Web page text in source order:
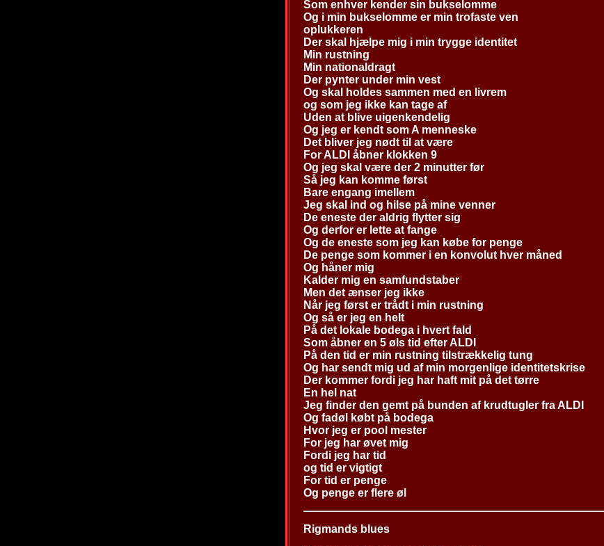
Som enhver kender sin bukselomme
Og i min bukselomme er min trofaste ven
oplukkeren
Der skal hjælpe mig i min trygge identitet
Min rustning
Min nationaldragt
Der pynter under min vest
Og skal holdes sammen med en livrem
og som jeg ikke kan tage af
Uden at blive uigenkendelig
Og jeg er kendt som A menneske
Det bliver jeg nødt til at være
For ALDI åbner klokken 9
Og jeg skal være der 2 minutter før
Så jeg kan komme først
Bare engang imellem
Jeg skal ind og hilse på mine venner
De eneste der aldrig flytter sig
Og derfor er lette at fange
Og de eneste som jeg kan købe for penge
De penge som kommer i en konvolut hver måned
Og håner mig
Kalder mig en samfundstaber
Men det ænser jeg ikke
Når jeg først er trådt i min rustning
Og så er jeg en helt
På det lokale bodega i hvert fald
Som åbner en 5 øls tid efter ALDI
På den tid er min rustning tilstrækkelig tung
Og har sendt mig ud af min morgenlige identitetskrise
Der kommer fordi jeg har haft mit på det tørre
En hel nat
Jeg finder den gemt på bunden af krudtugler fra ALDI
Og fadøl købt på bodega
Hvor jeg er pool mester
For jeg har øvet mig
Fordi jeg har tid
og tid er vigtigt
For tid er penge
Og penge er flere øl
Rigmands blues